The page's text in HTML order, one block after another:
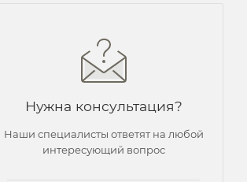
Нужна консультация?
Наши специалисты ответят на любой
интересующий вопрос